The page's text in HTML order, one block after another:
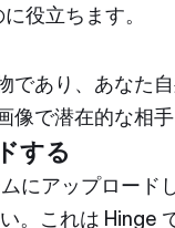
役立ちます。
あり、あなた
像で潜在的な相
する
にアップロード
これは Hinge